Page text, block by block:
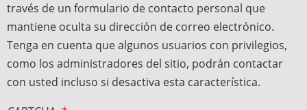
través de un formulario de contacto personal que
mantiene oculta su dirección de correo electrónico.
Tenga en cuenta que algunos usuarios con privilegios,
como los administradores del sitio, podrán contactar
con usted incluso si desactiva esta característica.